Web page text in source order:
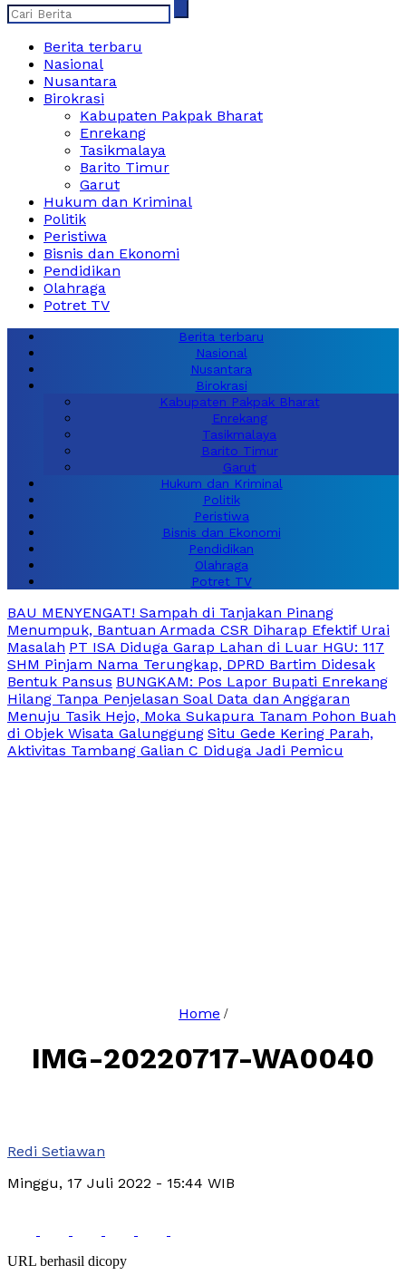
Berita terbaru
Nasional
Nusantara
Birokrasi
Kabupaten Pakpak Bharat
Enrekang
Tasikmalaya
Barito Timur
Garut
Hukum dan Kriminal
Politik
Peristiwa
Bisnis dan Ekonomi
Pendidikan
Olahraga
Potret TV
Berita terbaru
Nasional
Nusantara
Birokrasi
Kabupaten Pakpak Bharat
Enrekang
Tasikmalaya
Barito Timur
Garut
Hukum dan Kriminal
Politik
Peristiwa
Bisnis dan Ekonomi
Pendidikan
Olahraga
Potret TV
BAU MENYENGAT! Sampah di Tanjakan Pinang
Menumpuk, Bantuan Armada CSR Diharap Efektif Urai
Masalah PT ISA Diduga Garap Lahan di Luar HGU: 117
SHM Pinjam Nama Terungkap, DPRD Bartim Didesak
Bentuk Pansus BUNGKAM: Pos Lapor Bupati Enrekang
Hilang Tanpa Penjelasan Soal Data dan Anggaran
Menuju Tasik Hejo, Moka Sukapura Tanam Pohon Buah
di Objek Wisata Galunggung Situ Gede Kering Parah,
Aktivitas Tambang Galian C Diduga Jadi Pemicu
Home /
IMG-20220717-WA0040
Redi Setiawan
Minggu, 17 Juli 2022 - 15:44 WIB
URL berhasil dicopy